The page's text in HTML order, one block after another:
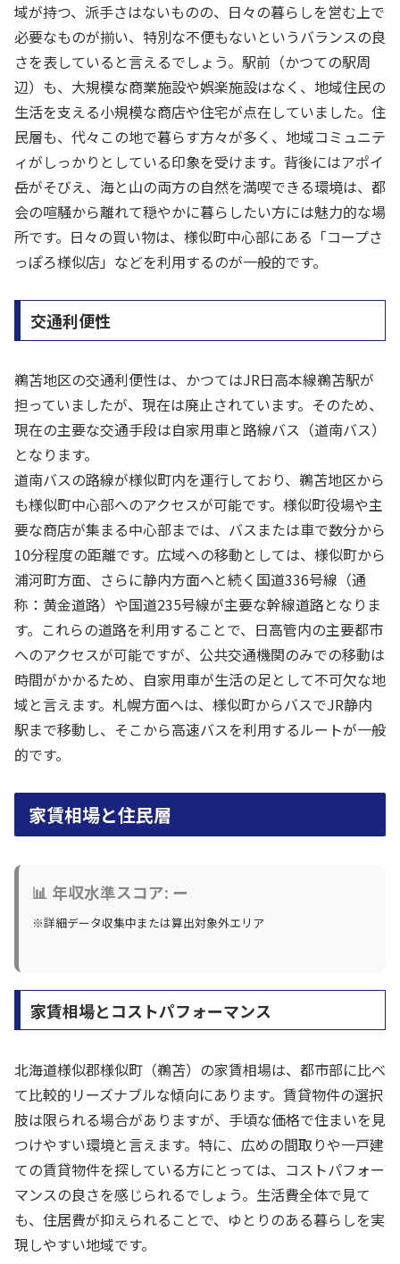
域が持つ、派手さはないものの、日々の暮らしを営む上で
必要なものが揃い、特別な不便もないというバランスの良
さを表していると言えるでしょう。駅前（かつての駅周
辺）も、大規模な商業施設や娯楽施設はなく、地域住民の
生活を支える小規模な商店や住宅が点在していました。住
民層も、代々この地で暮らす方々が多く、地域コミュニテ
ィがしっかりとしている印象を受けます。背後にはアポイ
岳がそびえ、海と山の両方の自然を満喫できる環境は、都
会の喧騒から離れて穏やかに暮らしたい方には魅力的な場
所です。日々の買い物は、様似町中心部にある「コープさ
っぽろ様似店」などを利用するのが一般的です。
交通利便性
鵜苫地区の交通利便性は、かつてはJR日高本線鵜苫駅が
担っていましたが、現在は廃止されています。そのため、
現在の主要な交通手段は自家用車と路線バス（道南バス）
となります。
道南バスの路線が様似町内を運行しており、鵜苫地区から
も様似町中心部へのアクセスが可能です。様似町役場や主
要な商店が集まる中心部までは、バスまたは車で数分から
10分程度の距離です。広域への移動としては、様似町から
浦河町方面、さらに静内方面へと続く国道336号線（通
称：黄金道路）や国道235号線が主要な幹線道路となりま
す。これらの道路を利用することで、日高管内の主要都市
へのアクセスが可能ですが、公共交通機関のみでの移動は
時間がかかるため、自家用車が生活の足として不可欠な地
域と言えます。札幌方面へは、様似町からバスでJR静内
駅まで移動し、そこから高速バスを利用するルートが一般
的です。
家賃相場と住民層
📊 年収水準スコア: ー
※詳細データ収集中または算出対象外エリア
家賃相場とコストパフォーマンス
北海道様似郡様似町（鵜苫）の家賃相場は、都市部に比べ
て比較的リーズナブルな傾向にあります。賃貸物件の選択
肢は限られる場合がありますが、手頃な価格で住まいを見
つけやすい環境と言えます。特に、広めの間取りや一戸建
ての賃貸物件を探している方にとっては、コストパフォー
マンスの良さを感じられるでしょう。生活費全体で見て
も、住居費が抑えられることで、ゆとりのある暮らしを実
現しやすい地域です。